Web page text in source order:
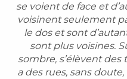
se voient de face et
voisinent seulement
le dos et sont
sont plus voisines.
sombre, s’élèvent
a des rues, sans